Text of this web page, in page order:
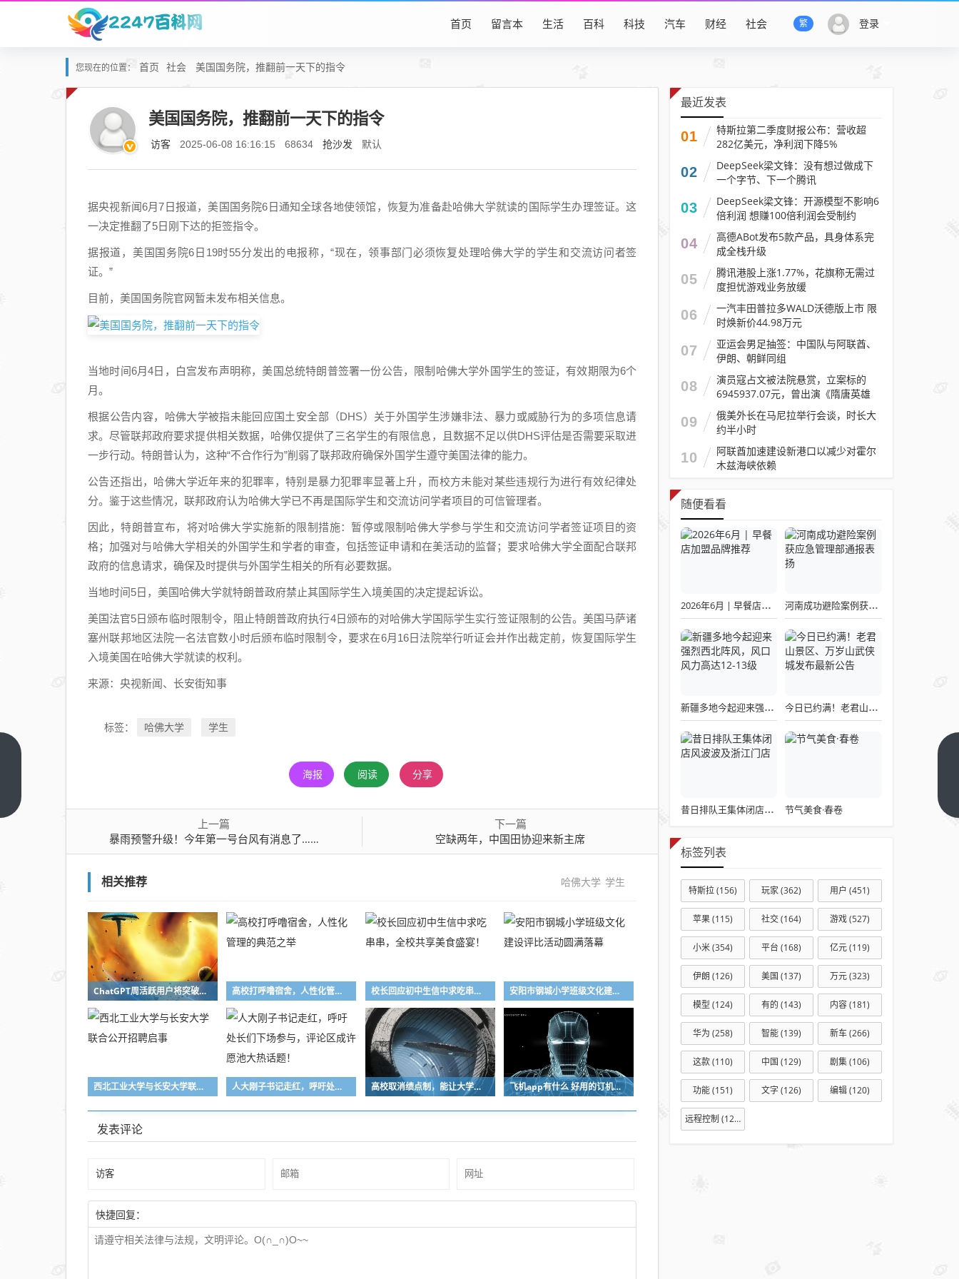
登录
繁
首页 留言本 生活 百科 科技 汽车 财经 社会
您现在的位置： 首页 社会 美国国务院，推翻前一天下的指令
美国国务院，推翻前一天下的指令
访客 2025-06-08 16:16:15 68634 抢沙发 默认
据央视新闻6月7日报道，美国国务院6日通知全球各地使领馆，恢复为准备赴哈佛大学就读的国际学生办理签证。这
一决定推翻了5日刚下达的拒签指令。
据报道，美国国务院6日19时55分发出的电报称，“现在，领事部门必须恢复处理哈佛大学的学生和交流访问者签
证。”
目前，美国国务院官网暂未发布相关信息。
当地时间6月4日，白宫发布声明称，美国总统特朗普签署一份公告，限制哈佛大学外国学生的签证，有效期限为6个
月。
根据公告内容，哈佛大学被指未能回应国土安全部（DHS）关于外国学生涉嫌非法、暴力或威胁行为的多项信息请
求。尽管联邦政府要求提供相关数据，哈佛仅提供了三名学生的有限信息，且数据不足以供DHS评估是否需要采取进
一步行动。特朗普认为，这种“不合作行为”削弱了联邦政府确保外国学生遵守美国法律的能力。
公告还指出，哈佛大学近年来的犯罪率，特别是暴力犯罪率显著上升，而校方未能对某些违规行为进行有效纪律处
分。鉴于这些情况，联邦政府认为哈佛大学已不再是国际学生和交流访问学者项目的可信管理者。
因此，特朗普宣布，将对哈佛大学实施新的限制措施：暂停或限制哈佛大学参与学生和交流访问学者签证项目的资
格；加强对与哈佛大学相关的外国学生和学者的审查，包括签证申请和在美活动的监督；要求哈佛大学全面配合联邦
政府的信息请求，确保及时提供与外国学生相关的所有必要数据。
当地时间5日，美国哈佛大学就特朗普政府禁止其国际学生入境美国的决定提起诉讼。
美国法官5日颁布临时限制令，阻止特朗普政府执行4日颁布的对哈佛大学国际学生实行签证限制的公告。美国马萨诸
塞州联邦地区法院一名法官数小时后颁布临时限制令，要求在6月16日法院举行听证会并作出裁定前，恢复国际学生
入境美国在哈佛大学就读的权利。
来源：央视新闻、长安街知事
标签： 哈佛大学 学生
海报 阅读 分享
上一篇
暴雨预警升级！今年第一号台风有消息了……
下一篇
空缺两年，中国田协迎来新主席
相关推荐 哈佛大学 学生
ChatGPT周活跃用户将突破10亿大关 高校打呼噜宿舍，人性化管理的典范之举 校长回应初中生信中求吃串串，全校共享美食盛宴！ 安阳市钢城小学班级文化建设评比活动圆满落幕
西北工业大学与长安大学联合公开招聘启事 人大刚子书记走红，呼吁处长们下场参与，评论区成许愿池大热话题！ 高校取消绩点制，能让大学生不再“卷分数”吗？ 飞机app有什么 好用的订机票APP推荐
发表评论
快捷回复：
最近发表
01
特斯拉第二季度财报公布：营收超
282亿美元，净利润下降5%
02
DeepSeek梁文锋：没有想过做成下
一个字节、下一个腾讯
03
DeepSeek梁文锋：开源模型不影响6
倍利润 想赚100倍利润会受制约
04
高德ABot发布5款产品，具身体系完
成全栈升级
05
腾讯港股上涨1.77%，花旗称无需过
度担忧游戏业务放缓
06
一汽丰田普拉多WALD沃德版上市 限
时焕新价44.98万元
07
亚运会男足抽签：中国队与阿联酋、
伊朗、朝鲜同组
08
演员寇占文被法院悬赏，立案标的
6945937.07元，曾出演《隋唐英雄
传》《逐玉》《镖人》等
09
俄美外长在马尼拉举行会谈，时长大
约半小时
10
阿联酋加速建设新港口以减少对霍尔
木兹海峡依赖
随便看看
2026年6月 | 早餐店加盟品牌推荐 河南成功避险案例获应急管理部通报表扬
新疆多地今起迎来强烈西北阵风，风口风力高达12-13级 今日已约满！老君山景区、万岁山武侠城发布最新公告
昔日排队王集体闭店风波波及浙江门店 节气美食·春卷
标签列表
特斯拉(156) 玩家(362) 用户 (451)
苹果(115) 社交(164) 游戏(527)
小米(354) 平台 (168) 亿元(119)
伊朗 (126) 美国 (137) 万元(323)
模型 (124) 有的 (143) 内容(181)
华为 (258) 智能(139) 新车(266)
这款(110) 中国 (129) 剧集(106)
功能(151) 文字(126) 编辑(120)
远程控制 (127)